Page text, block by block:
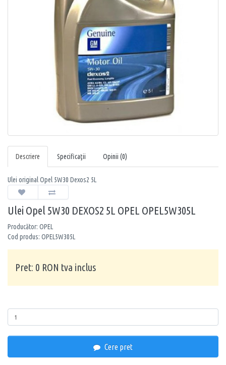
Descriere Specificaţii Opinii (0)
Ulei original Opel 5W30 Dexos2 5L
Ulei Opel 5W30 DEXOS2 5L OPEL OPEL5W305L
Producător: OPEL
Cod produs: OPEL5W305L
Pret: 0 RON tva inclus
Cere pret